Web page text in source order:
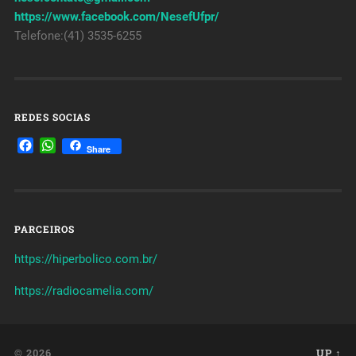
https://www.facebook.com/NesefUfpr/
Telefone:(41) 3535-6255
REDES SOCIAS
FacebookWhatsApp
Share
PARCEIROS
https://hiperbolico.com.br/
https://radiocamelia.com/
© 2026 UP ↑